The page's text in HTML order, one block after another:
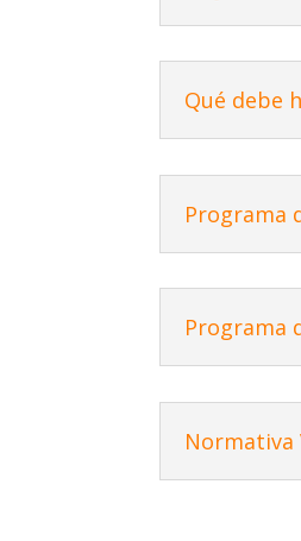
Qué debe
Programa
Programa
Normativa